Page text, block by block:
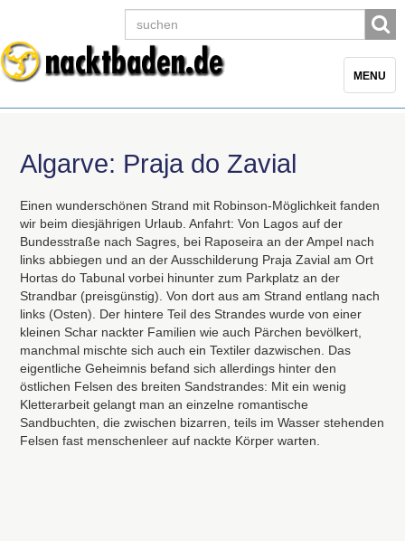
Toggle
MENU
Algarve: Praja do Zavial
Einen wunderschönen Strand mit Robinson-Möglichkeit fanden
wir beim diesjährigen Urlaub. Anfahrt: Von Lagos auf der
Bundesstraße nach Sagres, bei Raposeira an der Ampel nach
links abbiegen und an der Ausschilderung Praja Zavial am Ort
Hortas do Tabunal vorbei hinunter zum Parkplatz an der
Strandbar (preisgünstig). Von dort aus am Strand entlang nach
links (Osten). Der hintere Teil des Strandes wurde von einer
kleinen Schar nackter Familien wie auch Pärchen bevölkert,
manchmal mischte sich auch ein Textiler dazwischen. Das
eigentliche Geheimnis befand sich allerdings hinter den
östlichen Felsen des breiten Sandstrandes: Mit ein wenig
Kletterarbeit gelangt man an einzelne romantische
Sandbuchten, die zwischen bizarren, teils im Wasser stehenden
Felsen fast menschenleer auf nackte Körper warten.